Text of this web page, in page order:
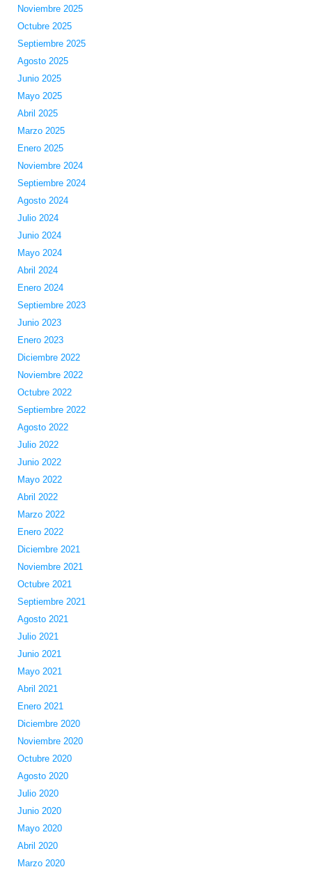
Noviembre 2025
Octubre 2025
Septiembre 2025
Agosto 2025
Junio 2025
Mayo 2025
Abril 2025
Marzo 2025
Enero 2025
Noviembre 2024
Septiembre 2024
Agosto 2024
Julio 2024
Junio 2024
Mayo 2024
Abril 2024
Enero 2024
Septiembre 2023
Junio 2023
Enero 2023
Diciembre 2022
Noviembre 2022
Octubre 2022
Septiembre 2022
Agosto 2022
Julio 2022
Junio 2022
Mayo 2022
Abril 2022
Marzo 2022
Enero 2022
Diciembre 2021
Noviembre 2021
Octubre 2021
Septiembre 2021
Agosto 2021
Julio 2021
Junio 2021
Mayo 2021
Abril 2021
Enero 2021
Diciembre 2020
Noviembre 2020
Octubre 2020
Agosto 2020
Julio 2020
Junio 2020
Mayo 2020
Abril 2020
Marzo 2020